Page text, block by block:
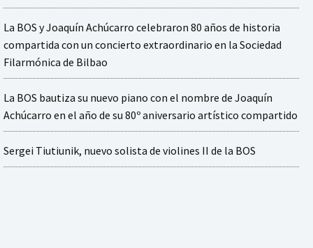
La BOS y Joaquín Achúcarro celebraron 80 años de historia
compartida con un concierto extraordinario en la Sociedad
Filarmónica de Bilbao
La BOS bautiza su nuevo piano con el nombre de Joaquín
Achúcarro en el año de su 80º aniversario artístico compartido
Sergei Tiutiunik, nuevo solista de violines II de la BOS